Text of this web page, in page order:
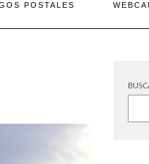
POSTALES